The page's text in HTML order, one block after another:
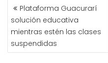
NAVEGACIÓN
DE
ENTRADAS
Plataforma Guacurarí
solución educativa
mientras estén las clases
suspendidas